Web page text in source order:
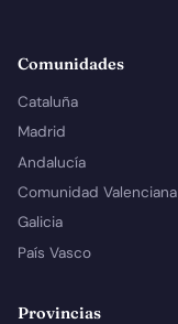
Comunidades
Cataluña
Madrid
Andalucía
Comunidad Valenciana
Galicia
País Vasco
Provincias